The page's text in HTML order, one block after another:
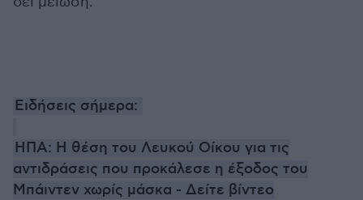
Ειδήσεις σήμερα:
ΗΠΑ: Η θέση του Λευκού Οίκου για τις
αντιδράσεις που προκάλεσε η έξοδος του
Μπάιντεν χωρίς μάσκα - Δείτε βίντεο